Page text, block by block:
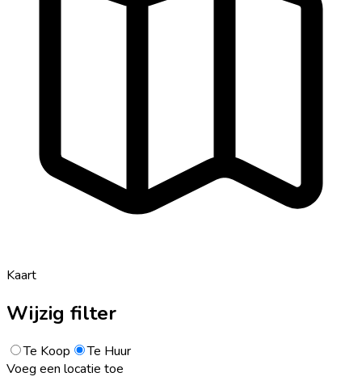
Kaart
Wijzig filter
Te Koop
Te Huur
Voeg een locatie toe